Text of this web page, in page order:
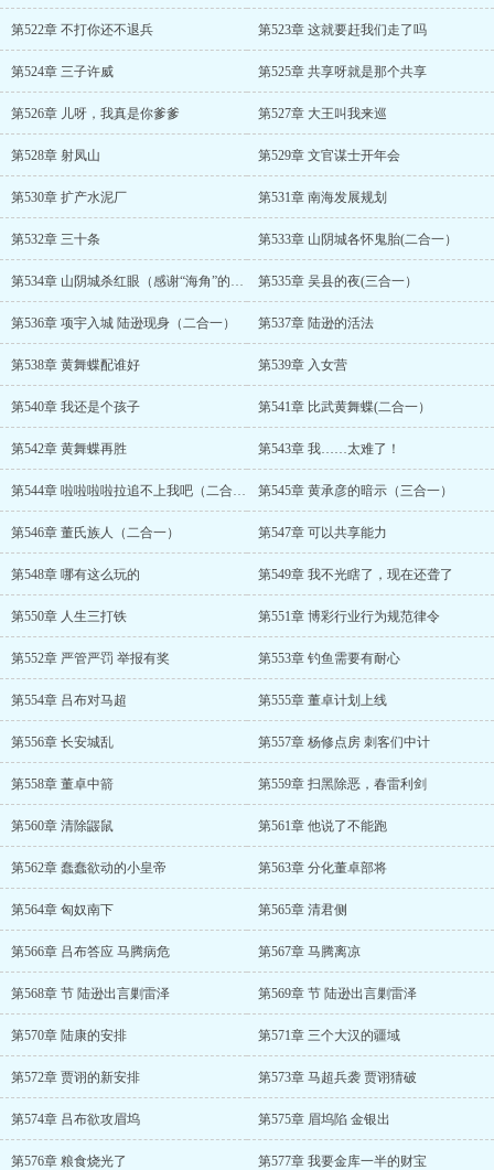
第522章 不打你还不退兵 第523章 这就要赶我们走了吗
第524章 三子许威 第525章 共享呀就是那个共享
第526章 儿呀，我真是你爹爹 第527章 大王叫我来巡
第528章 射凤山 第529章 文官谋士开年会
第530章 扩产水泥厂 第531章 南海发展规划
第532章 三十条 第533章 山阴城各怀鬼胎(二合一）
第534章 山阴城杀红眼（感谢“海角”的舵主打赏） 第535章 吴县的夜(三合一）
第536章 项宇入城 陆逊现身（二合一） 第537章 陆逊的活法
第538章 黄舞蝶配谁好 第539章 入女营
第540章 我还是个孩子 第541章 比武黄舞蝶(二合一）
第542章 黄舞蝶再胜 第543章 我……太难了！
第544章 啦啦啦啦拉追不上我吧（二合一） 第545章 黄承彦的暗示（三合一）
第546章 董氏族人（二合一） 第547章 可以共享能力
第548章 哪有这么玩的 第549章 我不光瞎了，现在还聋了
第550章 人生三打铁 第551章 博彩行业行为规范律令
第552章 严管严罚 举报有奖 第553章 钓鱼需要有耐心
第554章 吕布对马超 第555章 董卓计划上线
第556章 长安城乱 第557章 杨修点房 刺客们中计
第558章 董卓中箭 第559章 扫黑除恶，春雷利剑
第560章 清除鼹鼠 第561章 他说了不能跑
第562章 蠢蠢欲动的小皇帝 第563章 分化董卓部将
第564章 匈奴南下 第565章 清君侧
第566章 吕布答应 马腾病危 第567章 马腾离凉
第568章 节 陆逊出言剿雷泽 第569章 节 陆逊出言剿雷泽
第570章 陆康的安排 第571章 三个大汉的疆域
第572章 贾诩的新安排 第573章 马超兵袭 贾诩猜破
第574章 吕布欲攻眉坞 第575章 眉坞陷 金银出
第576章 粮食烧光了 第577章 我要金库一半的财宝